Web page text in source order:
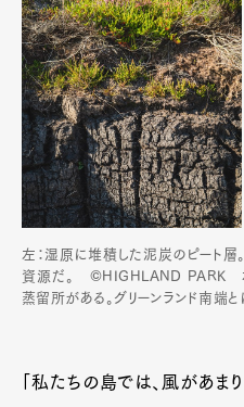
左：湿原に堆積した泥炭のピート
資源だ。 ©HIGHLAND PARK
蒸留所がある。グリーンランド南端と
「私たちの島では、風があ